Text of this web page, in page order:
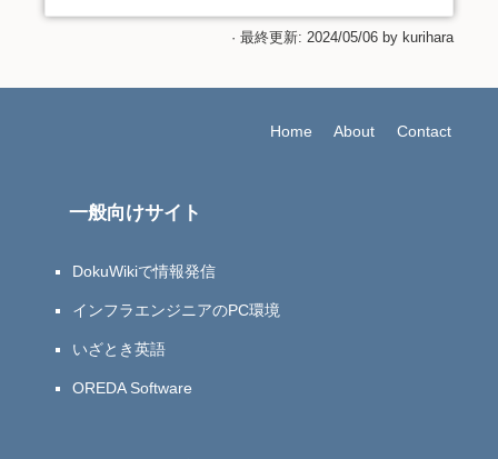
· 最終更新: 2024/05/06 by kurihara
Home About Contact
一般向けサイト
DokuWikiで情報発信
インフラエンジニアのPC環境
いざとき英語
OREDA Software